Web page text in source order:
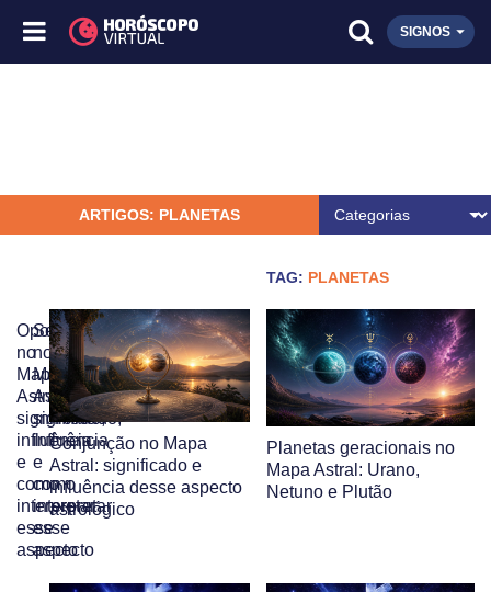
SIGNOS
ARTIGOS: PLANETAS
TAG: PLANETAS
Oposição
no
Mapa
Astral:
significado,
influência
e
como
interpretar
esse
aspecto
Sextil
no
Mapa
Astral:
significado,
influência
e
como
interpretar
esse
aspecto
Conjunção no Mapa
Astral: significado e
influência desse aspecto
astrológico
Planetas geracionais no
Mapa Astral: Urano,
Netuno e Plutão